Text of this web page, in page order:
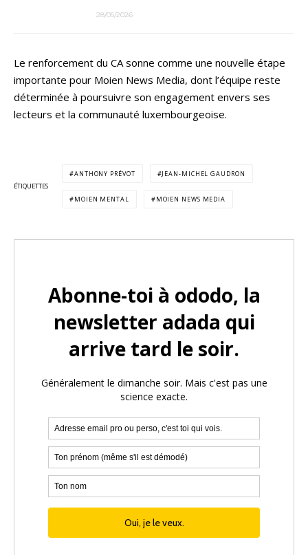
28/05/2026
Le renforcement du CA sonne comme une nouvelle étape
importante pour Moien News Media, dont l’équipe reste
déterminée à poursuivre son engagement envers ses
lecteurs et la communauté luxembourgeoise.
ÉTIQUETTES
ANTHONY PRÉVOT JEAN-MICHEL GAUDRON
MOIEN MENTAL MOIEN NEWS MEDIA